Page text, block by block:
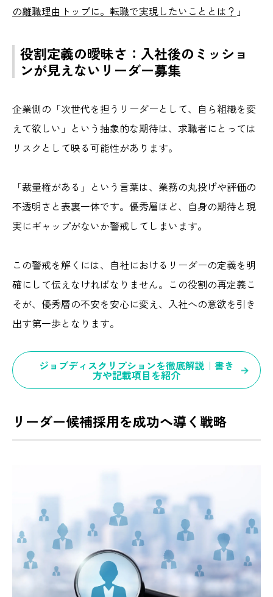
の離職理由トップに。転職で実現したいこととは？ 」
役割定義の曖昧さ：入社後のミッショ
ンが見えないリーダー募集
企業側の「次世代を担うリーダーとして、自ら組織を変
えて欲しい」という抽象的な期待は、求職者にとっては
リスクとして映る可能性があります。
「裁量権がある」という言葉は、業務の丸投げや評価の
不透明さと表裏一体です。優秀層ほど、自身の期待と現
実にギャップがないか警戒してしまいます。
この警戒を解くには、自社におけるリーダーの定義を明
確にして伝えなければなりません。この役割の再定義こ
そが、優秀層の不安を安心に変え、入社への意欲を引き
出す第一歩となります。
ジョブディスクリプションを徹底解説｜書き
方や記載項目を紹介
リーダー候補採用を成功へ導く戦略